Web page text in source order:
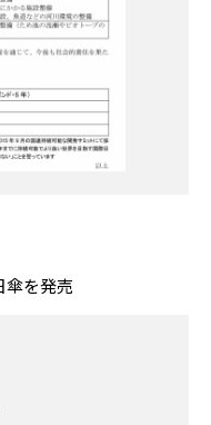
を発売